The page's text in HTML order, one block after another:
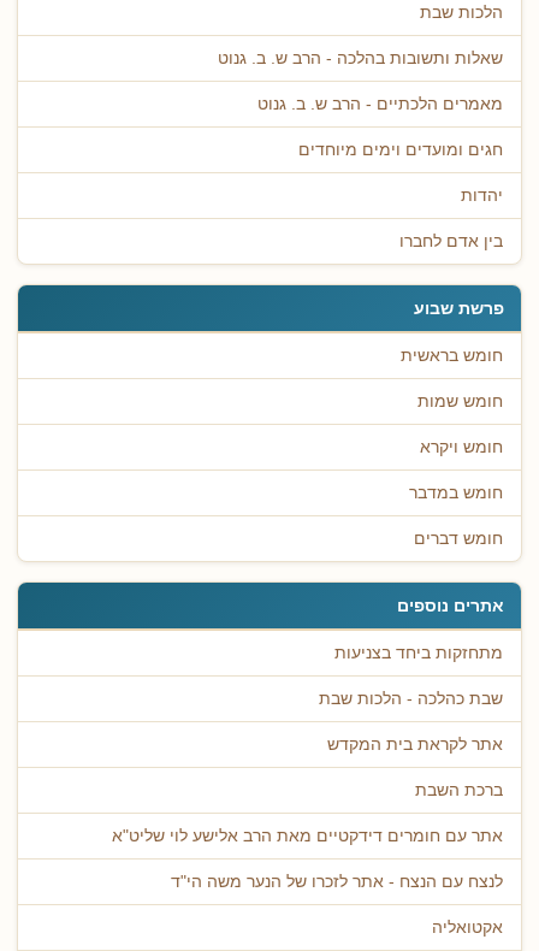
הלכות שבת
שאלות ותשובות בהלכה - הרב ש. ב. גנוט
מאמרים הלכתיים - הרב ש. ב. גנוט
חגים ומועדים וימים מיוחדים
יהדות
בין אדם לחברו
פרשת שבוע
חומש בראשית
חומש שמות
חומש ויקרא
חומש במדבר
חומש דברים
אתרים נוספים
מתחזקות ביחד בצניעות
שבת כהלכה - הלכות שבת
אתר לקראת בית המקדש
ברכת השבת
אתר עם חומרים דידקטיים מאת הרב אלישע לוי שליט"א
לנצח עם הנצח - אתר לזכרו של הנער משה הי"ד
אקטואליה